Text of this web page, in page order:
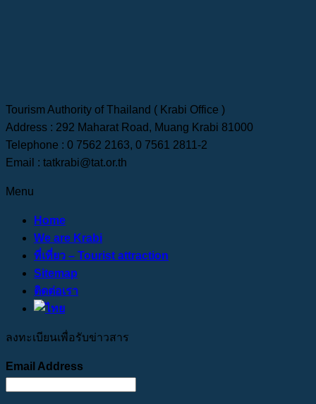
Tourism Authority of Thailand ( Krabi Office )
Address : 292 Maharat Road, Muang Krabi 81000
Telephone : 0 7562 2163, 0 7561 2811-2
Email : tatkrabi@tat.or.th
Menu
Home
We are Krabi
ที่เที่ยว – Tourist attraction
Sitemap
ติดต่อเรา
ลงทะเบียนเพื่อรับข่าวสาร
Email Address